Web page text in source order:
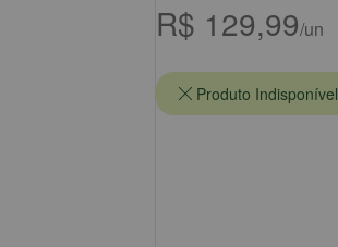
R$ 129,99/un
Produto Indisponível